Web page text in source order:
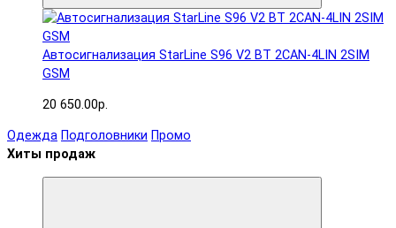
Автосигнализация StarLine S96 V2 BT 2CAN-4LIN 2SIM
GSM
20 650.00р.
Одежда Подголовники Промо
Хиты продаж